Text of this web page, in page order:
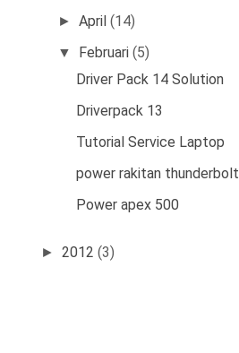
►April(14)
▼ Februari(5)
Driver Pack 14 Solution
Driverpack 13
Tutorial Service Laptop
power rakitan thunderbolt
Power apex 500
► 2012 (3)